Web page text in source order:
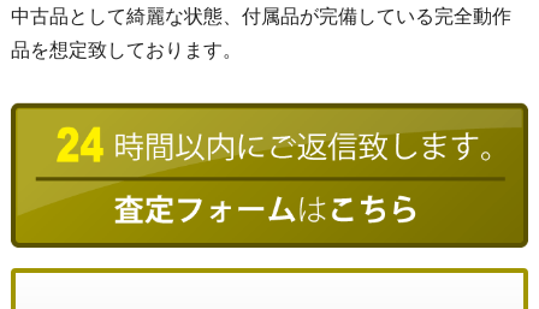
中古品として綺麗な状態、付属品が完備している完全動作
品を想定致しております。